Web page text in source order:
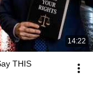
14:22
THIS